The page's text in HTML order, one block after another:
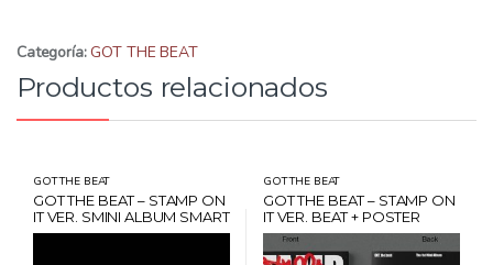
Categoría:GOT THE BEAT
Productos relacionados
GOT THE BEAT
GOT THE BEAT – STAMP ON
IT VER. SMINI ALBUM SMART
VER. HYOYEON + CARD
GOT THE BEAT
GOT THE BEAT – STAMP ON
IT VER. BEAT + POSTER
CARD HANTEO